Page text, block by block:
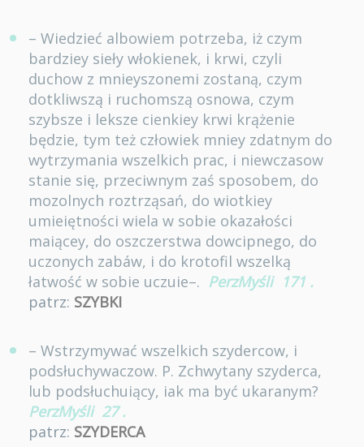
– Wiedzieć albowiem potrzeba, iż czym
bardziey sieły włokienek, i krwi, czyli
duchow z mnieyszonemi zostaną, czym
dotkliwszą i ruchomszą osnowa, czym
szybsze i leksze cienkiey krwi krążenie
będzie, tym też człowiek mniey zdatnym do
wytrzymania wszelkich prac, i niewczasow
stanie się, przeciwnym zaś sposobem, do
mozolnych roztrząsań, do wiotkiey
umieiętności wiela w sobie okazałości
maiącey, do oszczerstwa dowcipnego, do
uczonych zabáw, i do krotofil wszelką
łatwość w sobie uczuie–. PerzMyśli 171 .
patrz: SZYBKI
– Wstrzymywać wszelkich szydercow, i
podsłuchywaczow. P. Zchwytany szyderca,
lub podsłuchuiący, iak ma być ukaranym?
PerzMyśli 27 .
patrz: SZYDERCA